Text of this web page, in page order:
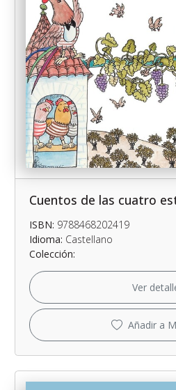
Cuentos de las cuatro
ISBN: 9788468202419
Idioma: Castellano
Colección:
Ver
Añadir a